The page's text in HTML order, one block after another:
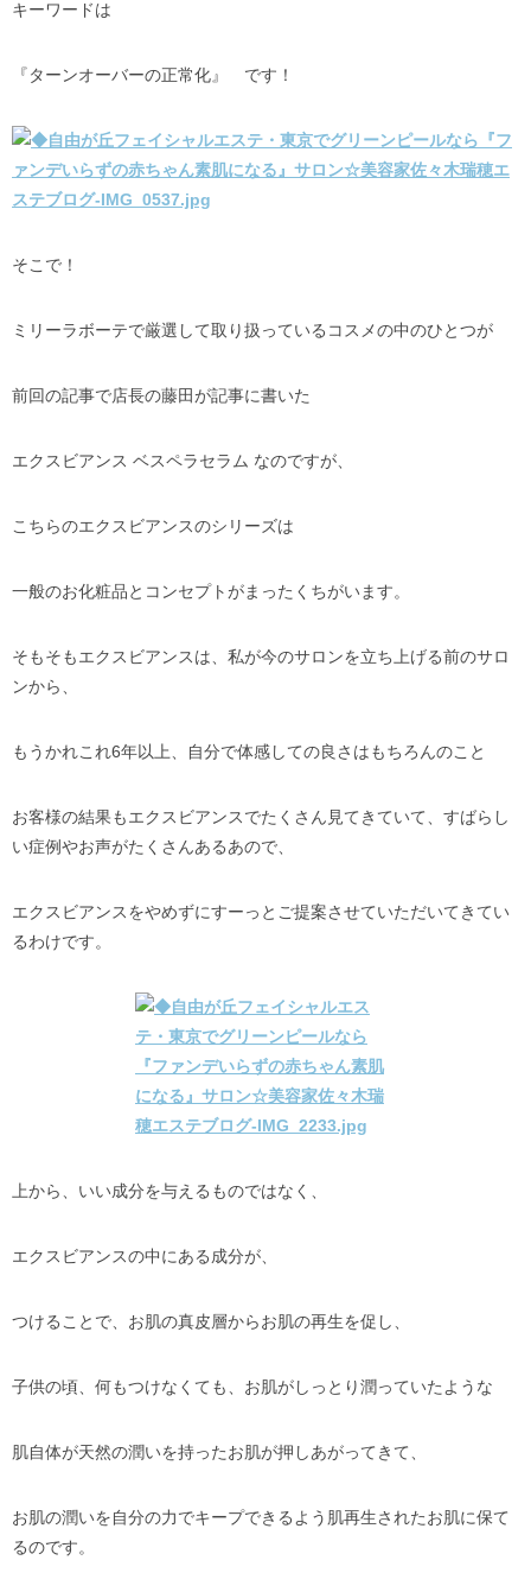
キーワードは
『ターンオーバーの正常化』 です！
そこで！
ミリーラボーテで厳選して取り扱っているコスメの中のひとつが
前回の記事で店長の藤田が記事に書いた
エクスビアンス ベスペラセラム なのですが、
こちらのエクスビアンスのシリーズは
一般のお化粧品とコンセプトがまったくちがいます。
そもそもエクスビアンスは、私が今のサロンを立ち上げる前のサロ
ンから、
もうかれこれ6年以上、自分で体感しての良さはもちろんのこと
お客様の結果もエクスビアンスでたくさん見てきていて、すばらし
い症例やお声がたくさんあるあので、
エクスビアンスをやめずにすーっとご提案させていただいてきてい
るわけです。
上から、いい成分を与えるものではなく、
エクスビアンスの中にある成分が、
つけることで、お肌の真皮層からお肌の再生を促し、
子供の頃、何もつけなくても、お肌がしっとり潤っていたような
肌自体が天然の潤いを持ったお肌が押しあがってきて、
お肌の潤いを自分の力でキープできるよう肌再生されたお肌に保て
るのです。